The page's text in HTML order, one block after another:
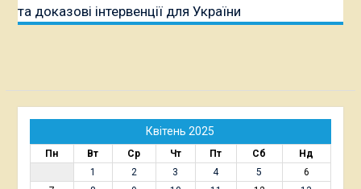
та доказові інтервенції для України
Квітень 2025
Пн Вт Ср Чт Пт Сб
Нд
1
2 3 4 5
6